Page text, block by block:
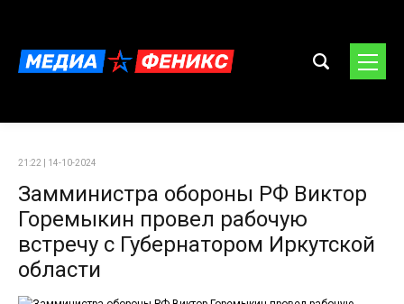
21:22 | 14-10-2024
Замминистра обороны РФ Виктор
Горемыкин провел рабочую
встречу с Губернатором Иркутской
области